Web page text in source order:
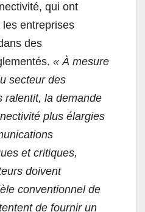
qui ont
entreprises
des
« À mesure
secteur des
ralentit, la demande
plus élargies
et critiques,
doivent
conventionnel de
de fournir un